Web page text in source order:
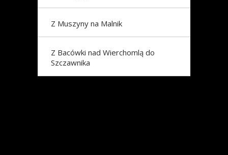
Z Muszyny na Malnik
Z Bacówki nad Wierchomlą do
Szczawnika